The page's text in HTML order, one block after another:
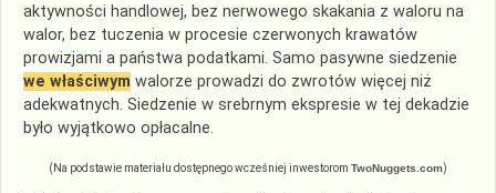
aktywności handlowej, bez nerwowego skakania z waloru na
walor, bez tuczenia w procesie czerwonych krawatów
prowizjami a państwa podatkami. Samo pasywne siedzenie
we właściwym walorze prowadzi do zwrotów więcej niż
adekwatnych. Siedzenie w srebrnym ekspresie w tej dekadzie
było wyjątkowo opłacalne.
(Na podstawie materiału dostępnego wcześniej inwestorom TwoNuggets.com)